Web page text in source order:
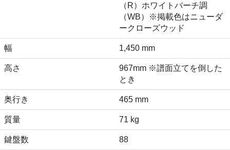
（R）ホワイトバーチ調
（WB）※掲載色はニューダ
ークローズウッド
幅 1,450 mm
高さ
967mm ※譜面立てを倒した
とき
奥行き 465 mm
質量 71 kg
鍵盤数 88